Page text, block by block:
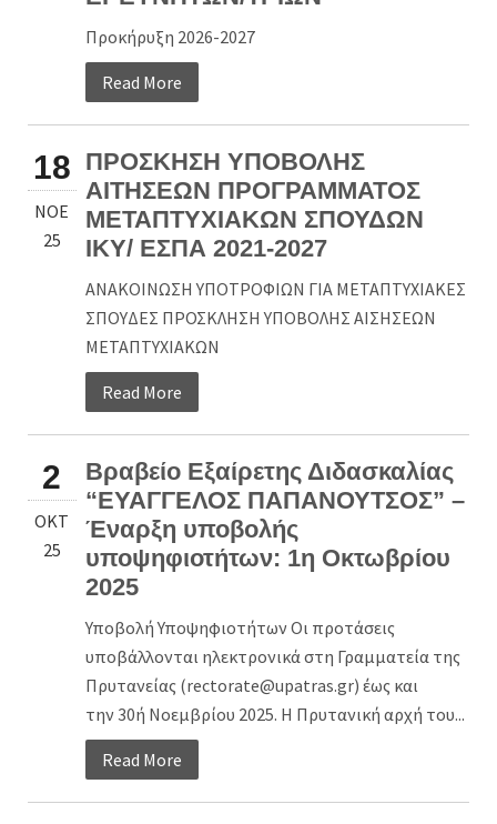
Προκήρυξη 2026-2027
Read More
18
ΝΟΈ
25
ΠΡΟΣΚΗΣΗ ΥΠΟΒΟΛΗΣ
ΑΙΤΗΣΕΩΝ ΠΡΟΓΡΑΜΜΑΤΟΣ
ΜΕΤΑΠΤΥΧΙΑΚΩΝ ΣΠΟΥΔΩΝ
ΙΚΥ/ ΕΣΠΑ 2021-2027
ΑΝΑΚΟΙΝΩΣΗ ΥΠΟΤΡΟΦΙΩΝ ΓΙΑ ΜΕΤΑΠΤΥΧΙΑΚΕΣ
ΣΠΟΥΔΕΣ ΠΡΟΣΚΛΗΣΗ ΥΠΟΒΟΛΗΣ ΑΙΣΗΣΕΩΝ
ΜΕΤΑΠΤΥΧΙΑΚΩΝ
Read More
2
ΟΚΤ
25
Βραβείο Εξαίρετης Διδασκαλίας
“ΕΥΑΓΓΕΛΟΣ ΠΑΠΑΝΟΥΤΣΟΣ” –
Έναρξη υποβολής
υποψηφιοτήτων: 1η Οκτωβρίου
2025
Υποβολή Υποψηφιοτήτων Οι προτάσεις
υποβάλλονται ηλεκτρονικά στη Γραμματεία της
Πρυτανείας (rectorate@upatras.gr) έως και
την 30ή Νοεμβρίου 2025. Η Πρυτανική αρχή του...
Read More